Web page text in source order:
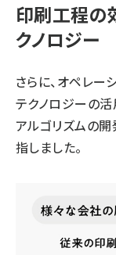
印刷工程の
クノロジー
さらに、オペレ
テクノロジーの活
アルゴリズムの
指しました。